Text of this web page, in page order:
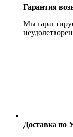
Гарантия
Мы
Доставка по